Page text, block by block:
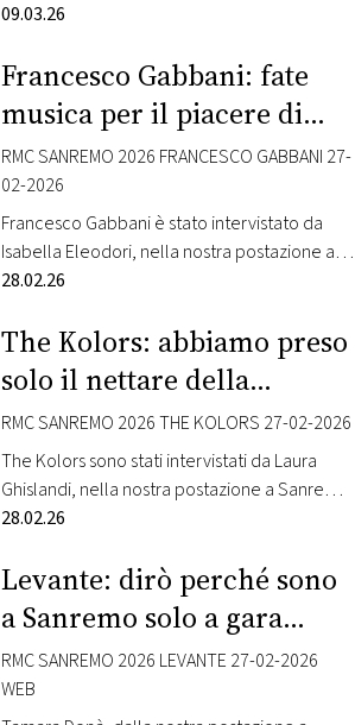
parlare del loro nuovo film “Un bel giorno”,
anche Maria Gifuni, Alma Teresa Giardina,
Anita Marzi, Arianna Gregori, Leon Castagno.
Questa la sinossi: Tommaso ha cresciuto da
solo quattro figlie, trasformando…
09.03.26
Francesco Gabbani: fate
musica per il piacere di
farla!
RMC SANREMO 2026 FRANCESCO GABBANI 27-
02-2026
Francesco Gabbani è stato intervistato da
Isabella Eleodori, nella nostra postazione a
Sanremo presso Villa Nobel. Radio Monte
Sanremo, una delle location di maggiore
prestigio della città, vi porta nel cuore della
gara musicale più attesa dell’anno con il
progetto Sanremo Extrafestival. Tamara Donà
(dal lunedì al…
28.02.26
The Kolors: abbiamo preso
solo il nettare della
settimana di Sanremo!
RMC SANREMO 2026 THE KOLORS 27-02-2026
The Kolors sono stati intervistati da Laura
Ghislandi, nella nostra postazione a Sanremo
presso Villa Nobel. Radio Monte Carlo, dalla
delle location di maggiore prestigio della
città, vi porta nel cuore della gara musicale
più attesa dell’anno con il progetto Sanremo
Extrafestival. Tamara Donà (dal lunedì al…
28.02.26
Levante: dirò perché sono
a Sanremo solo a gara
finita!
RMC SANREMO 2026 LEVANTE 27-02-2026
WEB